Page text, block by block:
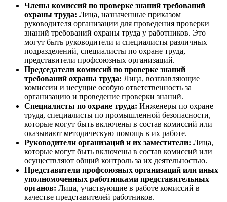
Члены комиссий по проверке знаний требований
охраны труда: Лица, назначенные приказом
руководителя организации для проведения проверки
знаний требований охраны труда у работников. Это
могут быть руководители и специалисты различных
подразделений, специалисты по охране труда,
представители профсоюзных организаций.
Председатели комиссий по проверке знаний
требований охраны труда: Лица, возглавляющие
комиссии и несущие особую ответственность за
организацию и проведение проверки знаний.
Специалисты по охране труда: Инженеры по охране
труда, специалисты по промышленной безопасности,
которые могут быть включены в состав комиссий или
оказывают методическую помощь в их работе.
Руководители организаций и их заместители: Лица,
которые могут быть включены в состав комиссий или
осуществляют общий контроль за их деятельностью.
Представители профсоюзных организаций или иных
уполномоченных работниками представительных
органов: Лица, участвующие в работе комиссий в
качестве представителей работников.